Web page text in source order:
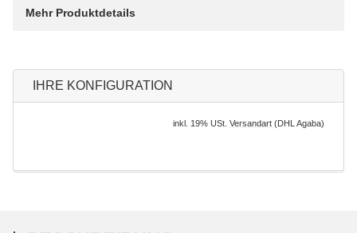
Mehr Produktdetails
IHRE KONFIGURATION
inkl. 19% USt. Versandart (DHL Agaba)